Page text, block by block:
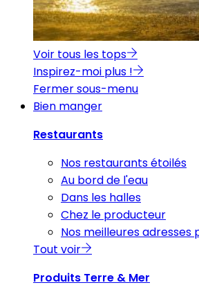
Voir tous les tops
Inspirez-moi plus !
Fermer sous-menu
Bien manger
Restaurants
Nos restaurants étoilés
Au bord de l'eau
Dans les halles
Chez le producteur
Nos meilleures adresses
Tout voir
Produits Terre & Mer